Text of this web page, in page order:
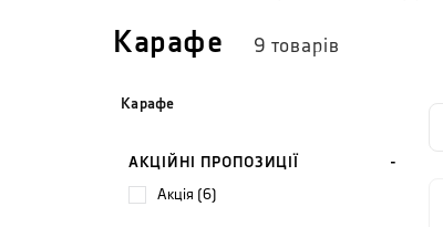
Карафе 9 товарів
Карафе
АКЦІЙНІ ПРОПОЗИЦІЇ
акція (6)